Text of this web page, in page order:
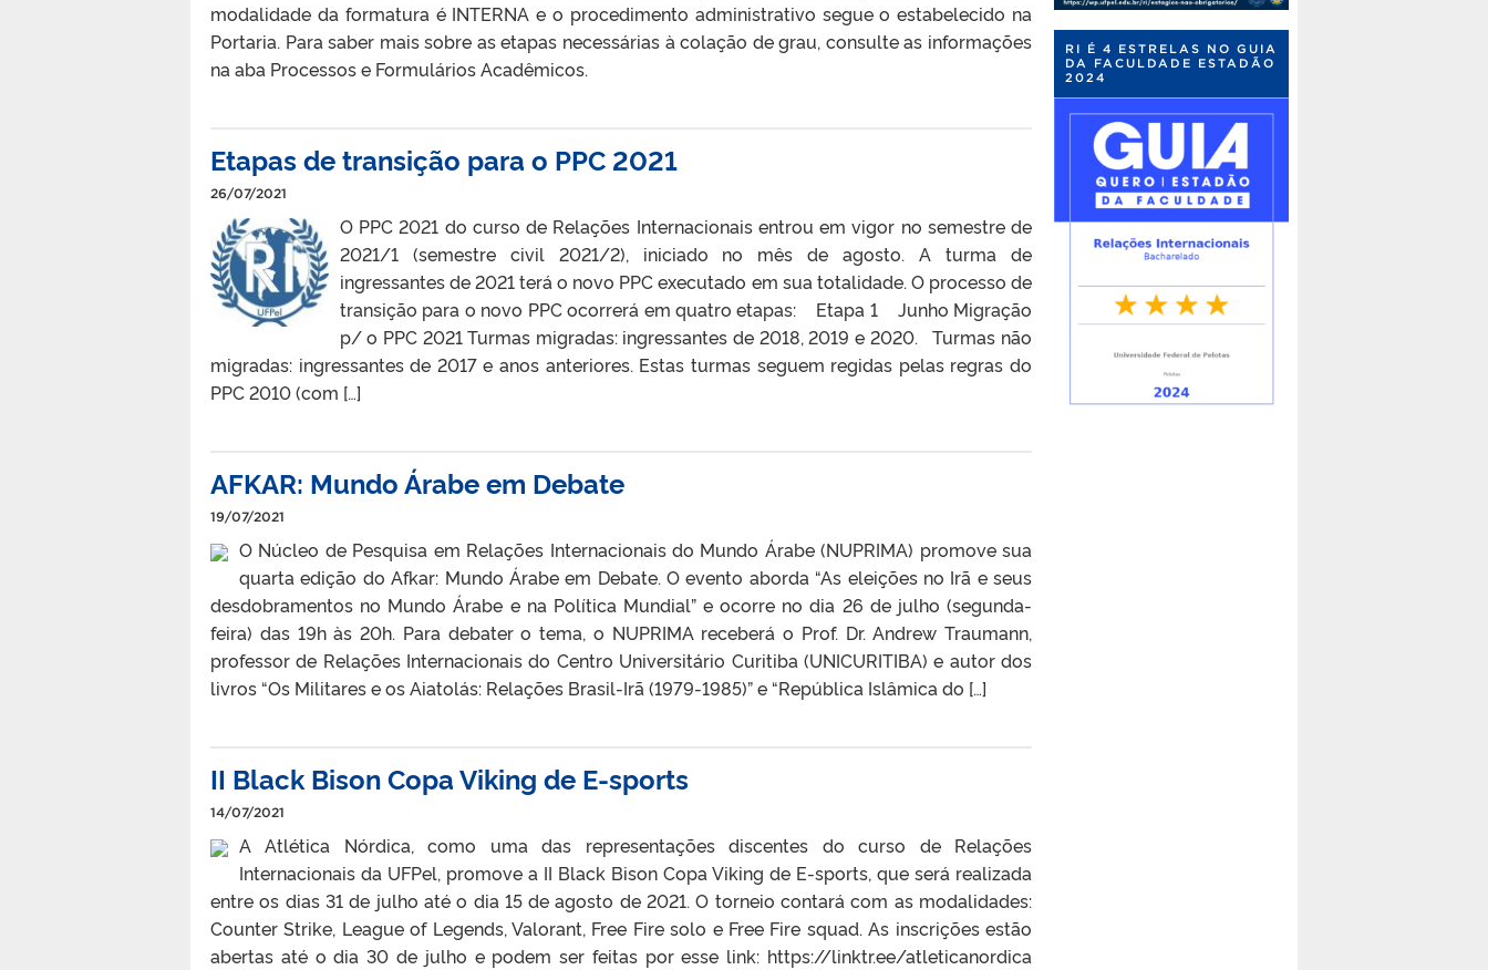
modalidade da formatura é INTERNA e o procedimento administrativo segue o estabelecido na
Portaria. Para saber mais sobre as etapas necessárias à colação de grau, consulte as informações
na aba Processos e Formulários Acadêmicos.
Etapas de transição para o PPC 2021
26/07/2021
O PPC 2021 do curso de Relações Internacionais entrou em vigor no semestre de
2021/1 (semestre civil 2021/2), iniciado no mês de agosto. A turma de
ingressantes de 2021 terá o novo PPC executado em sua totalidade. O processo de
transição para o novo PPC ocorrerá em quatro etapas: Etapa 1 Junho Migração
p/ o PPC 2021 Turmas migradas: ingressantes de 2018, 2019 e 2020. Turmas não
migradas: ingressantes de 2017 e anos anteriores. Estas turmas seguem regidas pelas regras do
PPC 2010 (com […]
AFKAR: Mundo Árabe em Debate
19/07/2021
O Núcleo de Pesquisa em Relações Internacionais do Mundo Árabe (NUPRIMA) promove sua
quarta edição do Afkar: Mundo Árabe em Debate. O evento aborda “As eleições no Irã e seus
desdobramentos no Mundo Árabe e na Política Mundial” e ocorre no dia 26 de julho (segunda-
feira) das 19h às 20h. Para debater o tema, o NUPRIMA receberá o Prof. Dr. Andrew Traumann,
professor de Relações Internacionais do Centro Universitário Curitiba (UNICURITIBA) e autor dos
livros “Os Militares e os Aiatolás: Relações Brasil-Irã (1979-1985)” e “República Islâmica do […]
II Black Bison Copa Viking de E-sports
14/07/2021
A Atlética Nórdica, como uma das representações discentes do curso de Relações
Internacionais da UFPel, promove a II Black Bison Copa Viking de E-sports, que será realizada
entre os dias 31 de julho até o dia 15 de agosto de 2021. O torneio contará com as modalidades:
Counter Strike, League of Legends, Valorant, Free Fire solo e Free Fire squad. As inscrições estão
abertas até o dia 30 de julho e podem ser feitas por esse link: https://linktr.ee/atleticanordica
RI É 4 ESTRELAS NO GUIA
DA FACULDADE ESTADÃO
2024